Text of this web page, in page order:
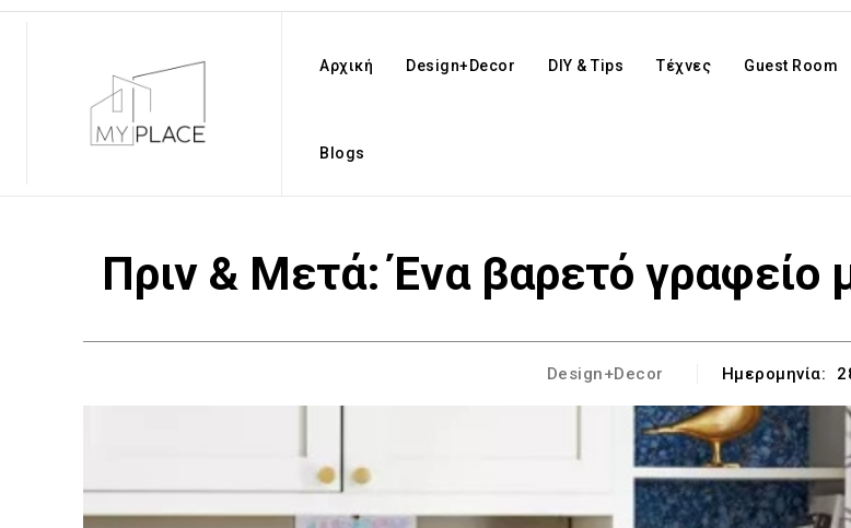
Αρχική Design+Decor DIY & Tips Τέχνες Guest Room
Blogs
Πριν & Μετά: Ένα βαρετό
Design+Decor Ημερομηνία: